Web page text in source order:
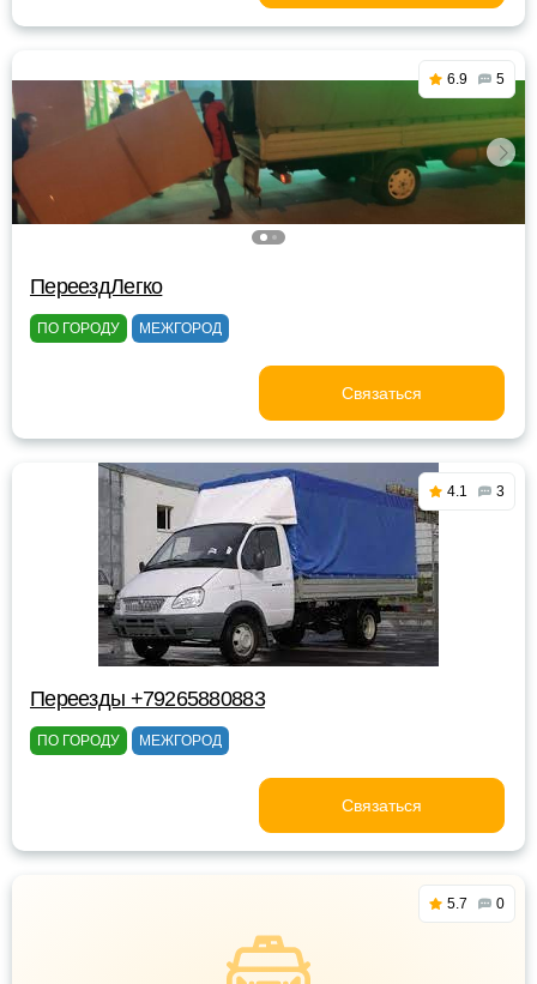
6.9 5
ПереездЛегко
ПО ГОРОДУ МЕЖГОРОД
Связаться
4.1 3
Переезды +79265880883
ПО ГОРОДУ МЕЖГОРОД
Связаться
5.7 0